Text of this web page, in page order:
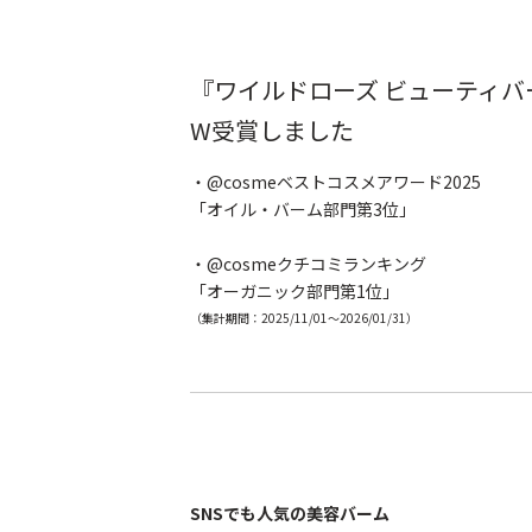
『ワイルドローズ ビューティ
W受賞しました
・@cosmeベストコスメアワード2025
「オイル・バーム部門第3位」
・@cosmeクチコミランキング
「オーガニック部門第1位」
（集計期間：2025/11/01～2026/01/31）
SNSでも人気の美容バーム